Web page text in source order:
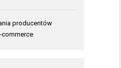
producentów
commerce